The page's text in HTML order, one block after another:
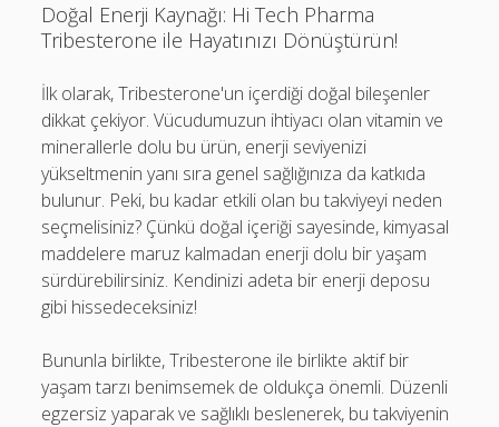
Doğal Enerji Kaynağı: Hi Tech Pharma
Tribesterone ile Hayatınızı Dönüştürün!
İlk olarak, Tribesterone'un içerdiği doğal bileşenler
dikkat çekiyor. Vücudumuzun ihtiyacı olan vitamin ve
minerallerle dolu bu ürün, enerji seviyenizi
yükseltmenin yanı sıra genel sağlığınıza da katkıda
bulunur. Peki, bu kadar etkili olan bu takviyeyi neden
seçmelisiniz? Çünkü doğal içeriği sayesinde, kimyasal
maddelere maruz kalmadan enerji dolu bir yaşam
sürdürebilirsiniz. Kendinizi adeta bir enerji deposu
gibi hissedeceksiniz!
Bununla birlikte, Tribesterone ile birlikte aktif bir
yaşam tarzı benimsemek de oldukça önemli. Düzenli
egzersiz yaparak ve sağlıklı beslenerek, bu takviyenin